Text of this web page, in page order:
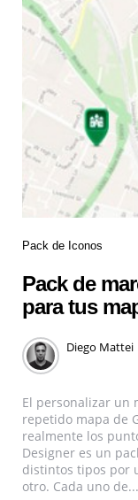
Pack de Iconos
Pack de
para tus
Diego Mattei
El personalizar un
repetido mapa de
realmente los
Designer es un
distintos tipos por
otro. Cada uno de...